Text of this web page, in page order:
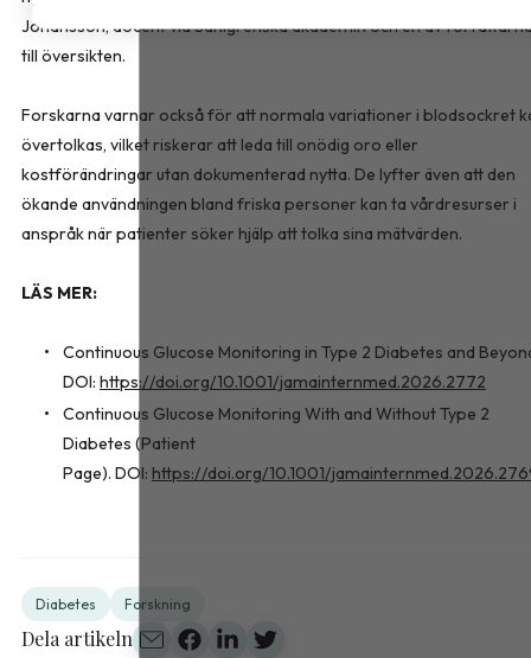
Johansson, docent vid Sahlgrenska akademin och en av
till översikten.
Forskarna varnar också för att normala variationer i blodsockret
övertolkas, vilket riskerar att leda till onödig oro eller
kostförändringar utan dokumenterad nytta. De lyfter även att den
ökande användningen bland friska personer kan ta vårdresurser i
anspråk när patienter söker hjälp att tolka sina mätvärden.
LÄS MER:
Continuous Glucose Monitoring in Type 2 Diabetes and
DOI: https://doi.org/10.1001/jamainternmed.2026.2772
Continuous Glucose Monitoring With and Without Type 2
Diabetes (Patient
Page). DOI: https://doi.org/10.1001/
Diabetes Forskning
Dela artikeln